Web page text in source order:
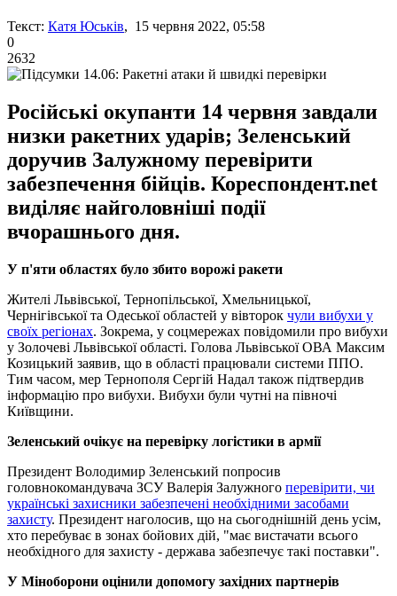
Текст: Катя Юськів, 15 червня 2022, 05:58
0
2632
Російські окупанти 14 червня завдали
низки ракетних ударів; Зеленський
доручив Залужному перевірити
забезпечення бійців. Кореспондент.net
виділяє найголовніші події
вчорашнього дня.
У п'яти областях було збито ворожі ракети
Жителі Львівської, Тернопільської, Хмельницької,
Чернігівської та Одеської областей у вівторок чули вибухи у
своїх регіонах. Зокрема, у соцмережах повідомили про вибухи
у Золочеві Львівської області. Голова Львівської ОВА Максим
Козицький заявив, що в області працювали системи ППО.
Тим часом, мер Тернополя Сергій Надал також підтвердив
інформацію про вибухи. Вибухи були чутні на півночі
Київщини.
Зеленський очікує на перевірку логістики в армії
Президент Володимир Зеленський попросив
головнокомандувача ЗСУ Валерія Залужного перевірити, чи
українські захисники забезпечені необхідними засобами
захисту. Президент наголосив, що на сьогоднішній день усім,
хто перебуває в зонах бойових дій, "має вистачати всього
необхідного для захисту - держава забезпечує такі поставки".
У Міноборони оцінили допомогу західних партнерів